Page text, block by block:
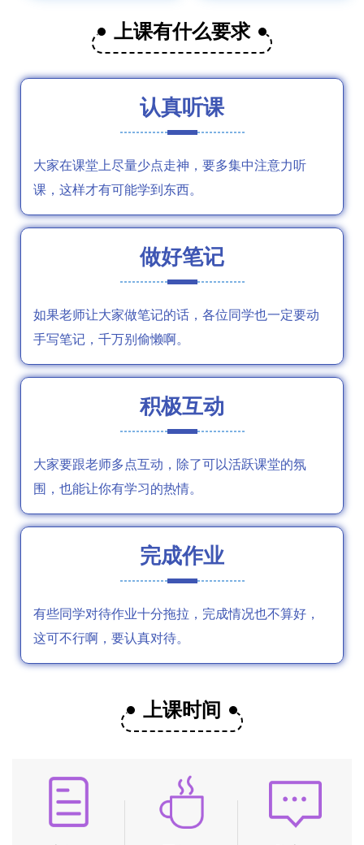
上课有什么要求
认真听课
大家在课堂上尽量少点走神，要多集中注意力听
课，这样才有可能学到东西。
做好笔记
如果老师让大家做笔记的话，各位同学也一定要动
手写笔记，千万别偷懒啊。
积极互动
大家要跟老师多点互动，除了可以活跃课堂的氛
围，也能让你有学习的热情。
完成作业
有些同学对待作业十分拖拉，完成情况也不算好，
这可不行啊，要认真对待。
上课时间